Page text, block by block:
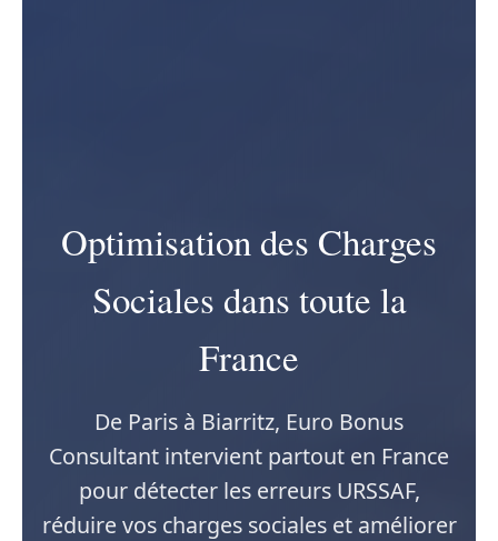
Optimisation des Charges
Sociales dans toute la
France
De Paris à Biarritz, Euro Bonus
Consultant intervient partout en France
pour détecter les erreurs URSSAF,
réduire vos charges sociales et améliorer